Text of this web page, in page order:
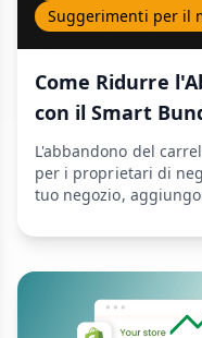
Suggerimenti per il
Come Ridurre
con il Smart
L'abbandono del
per i proprietari di
tuo negozio,